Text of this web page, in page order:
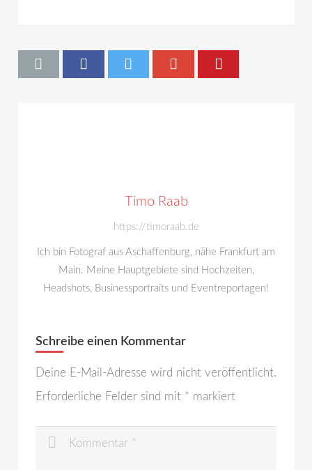
Timo Raab
https://timoraab.de
Ich bin Fotograf aus Aschaffenburg, nähe Frankfurt am
Main. Meine Hauptgebiete sind Hochzeiten,
Headshots, Businessportraits und Eventreportagen!
Schreibe einen Kommentar
Deine E-Mail-Adresse wird nicht veröffentlicht.
Erforderliche Felder sind mit * markiert